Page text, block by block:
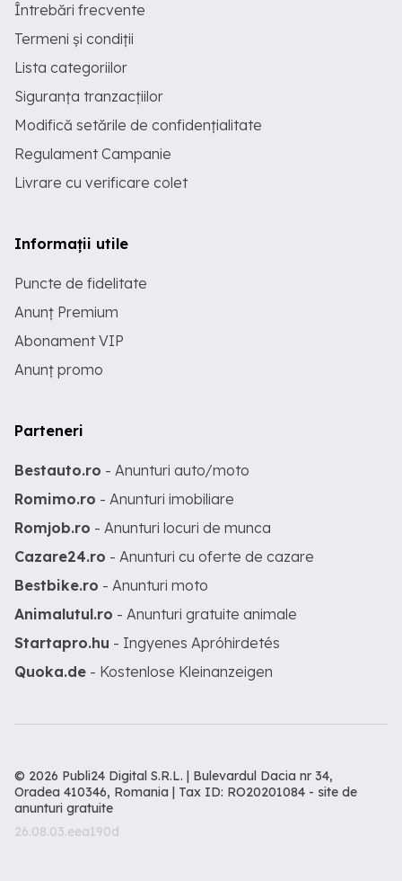
Întrebări frecvente
Termeni și condiții
Lista categoriilor
Siguranța tranzacțiilor
Modifică setările de confidențialitate
Regulament Campanie
Livrare cu verificare colet
Informații utile
Puncte de fidelitate
Anunț Premium
Abonament VIP
Anunț promo
Parteneri
Bestauto.ro - Anunturi auto/moto
Romimo.ro - Anunturi imobiliare
Romjob.ro - Anunturi locuri de munca
Cazare24.ro - Anunturi cu oferte de cazare
Bestbike.ro - Anunturi moto
Animalutul.ro - Anunturi gratuite animale
Startapro.hu - Ingyenes Apróhirdetés
Quoka.de - Kostenlose Kleinanzeigen
© 2026 Publi24 Digital S.R.L. | Bulevardul Dacia nr 34,
Oradea 410346, Romania | Tax ID: RO20201084 - site de
anunturi gratuite
26.08.03.eea190d